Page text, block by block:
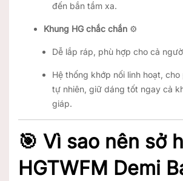
đến bắn tầm xa.
Khung HG chắc chắn ⚙️
Dễ lắp ráp, phù hợp cho cả
Hệ thống khớp nối linh hoạt,
tự nhiên, giữ dáng tốt ngay cả
giáp.
🎯 Vì sao nên sở
HGTWFM Demi